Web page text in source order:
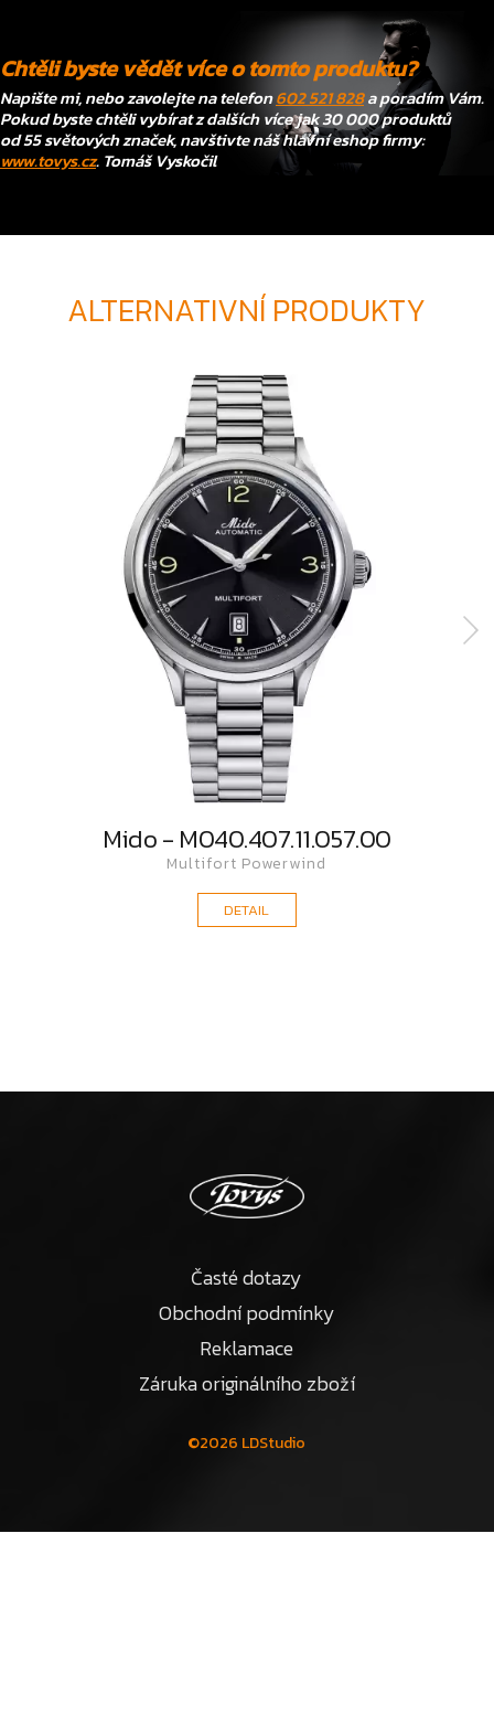
Chtěli byste vědět více o tomto produktu?
Napište mi, nebo zavolejte na telefon602 521 828a poradím Vám.
Pokud byste chtěli vybírat z dalších více jak 30 000 produktů
od 55 světových značek, navštivte náš hlavní eshop firmy:
www.tovys.cz. Tomáš Vyskočil
ALTERNATIVNÍ PRODUKTY
Mido - M040.407.11.057.00
Multifort Powerwind
DETAIL
Časté dotazy
Obchodní podmínky
Reklamace
Záruka originálního zboží
©2026 LDStudio